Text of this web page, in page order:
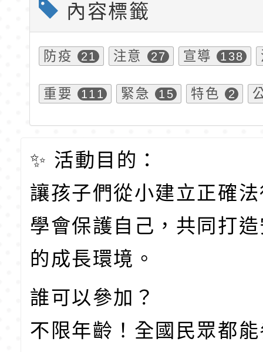
內容標籤
防疫 21 注意 27 宣導 138
重要 111 緊急 15 特色 2
✨ 活動目的：
讓孩子們從小建立正確
學會保護自己，共同打
的成長環境。
誰可以參加？
不限年齡！全國民眾都